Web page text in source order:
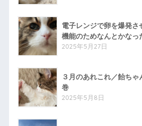
電子レンジで卵を爆発さ
機能のためなんとかなっ
2025年5月27日
３月のあれこれ／飴ち
巻
2025年5月8日